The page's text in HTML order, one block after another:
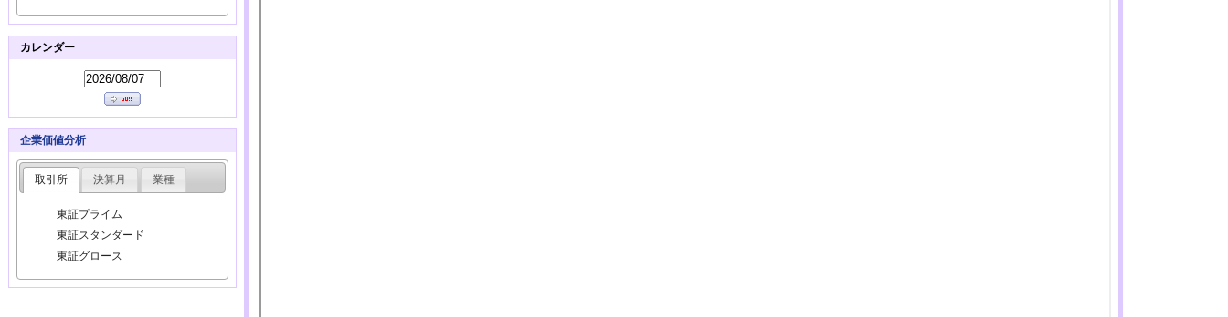
カレンダー
企業価値分析
取引所 決算月 業種
東証プライム
東証スタンダード
東証グロース